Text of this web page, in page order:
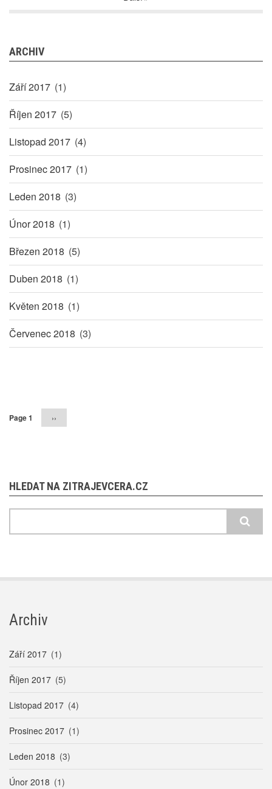
ARCHIV
Září 2017 (1)
Říjen 2017 (5)
Listopad 2017 (4)
Prosinec 2017 (1)
Leden 2018 (3)
Únor 2018 (1)
Březen 2018 (5)
Duben 2018 (1)
Květen 2018 (1)
Červenec 2018 (3)
Page 1 Následující
stránka
››
HLEDAT NA ZITRAJEVCERA.CZ
Archiv
Září 2017 (1)
Říjen 2017 (5)
Listopad 2017 (4)
Prosinec 2017 (1)
Leden 2018 (3)
Únor 2018 (1)